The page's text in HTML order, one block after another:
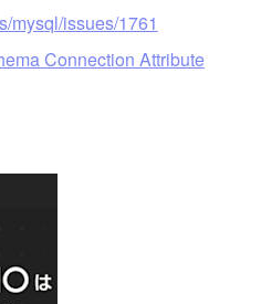
mysql/issues/1761
Connection Attribute